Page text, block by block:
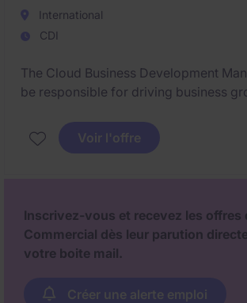
professionnel structuré.
International
CDI
The Cloud Business Development
be responsible for driving business
Technology & Telecoms sector. This
strategic mindset to expand the
Voir l'offre
Inscrivez-vous et recevez les offres
Commercial dès leur parution
votre boite mail.
Créer une alerte emploi